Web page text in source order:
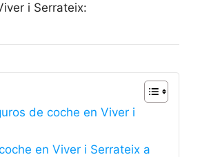
i Serrateix:
de coche en Viver i
en Viver i Serrateix a